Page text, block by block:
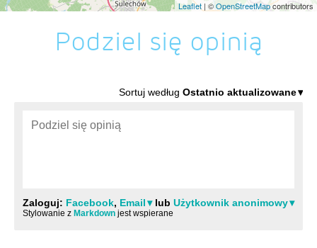
Leaflet | ©OpenStreetMapcontributors
Podziel się opinią